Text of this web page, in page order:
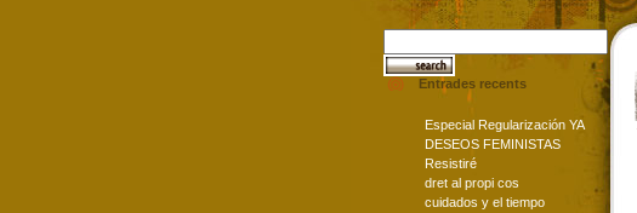
Entrades recents
Especial Regularización YA
DESEOS FEMINISTAS
Resistiré
dret al propi cos
cuidados y el tiempo